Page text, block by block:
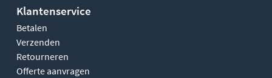
Klantenservice
Betalen
Verzenden
Retourneren
Offerte aanvragen